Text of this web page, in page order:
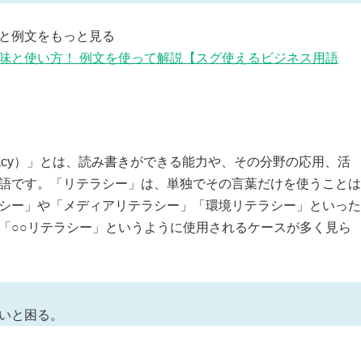
例文をもっと見る
と使い方！ 例文を使って解説【スグ使えるビジネス用語
）」とは、読み書きができる能力や、その分野の応用、活
です。「リテラシー」は、単独でその言葉だけを使うことは
ー」や「メディアリテラシー」「環境リテラシー」といった
○○リテラシー」というように使用されるケースが多く見ら
と困る。